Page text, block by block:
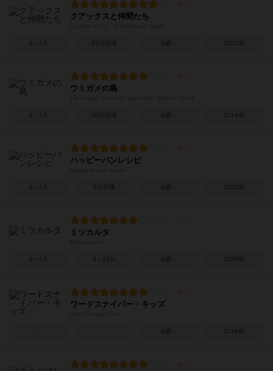
クアックスと仲間たち
2～4人 25分前後 6歳～ 2022年
ウミガメの島
2～7人 20分前後 6歳～ 2014年
ハッピーパンレシピ
2～4人 5分前後 4歳～ 2023年
ミツカルタ
2～6人 5～10分 6歳～ 2020年
ワードスナイパー・キッズ
4歳～ 2019年